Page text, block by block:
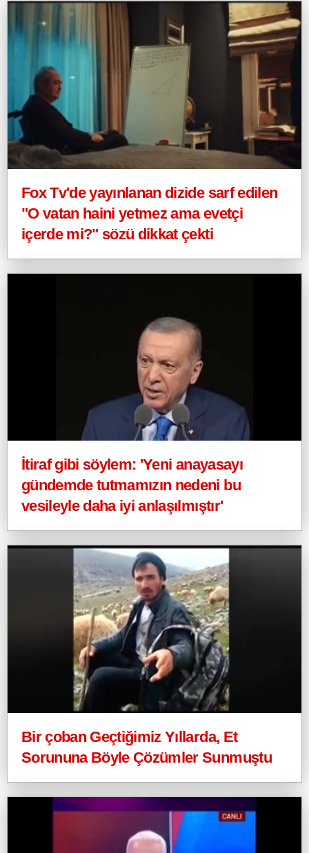
Fox Tv'de yayınlanan dizide sarf edilen
"O vatan haini yetmez ama evetçi
içerde mi?" sözü dikkat çekti
İtiraf gibi söylem: 'Yeni anayasayı
gündemde tutmamızın nedeni bu
vesileyle daha iyi anlaşılmıştır'
Bir çoban Geçtiğimiz Yıllarda, Et
Sorununa Böyle Çözümler Sunmuştu